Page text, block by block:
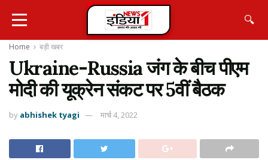
🔍
Home बड़ी खबर
Ukraine-Russia जंग के बीच पीएम
मोदी की यूक्रेन संकट पर 5वीं बैठक
by abhishek tyagi मार्च 4, 2022